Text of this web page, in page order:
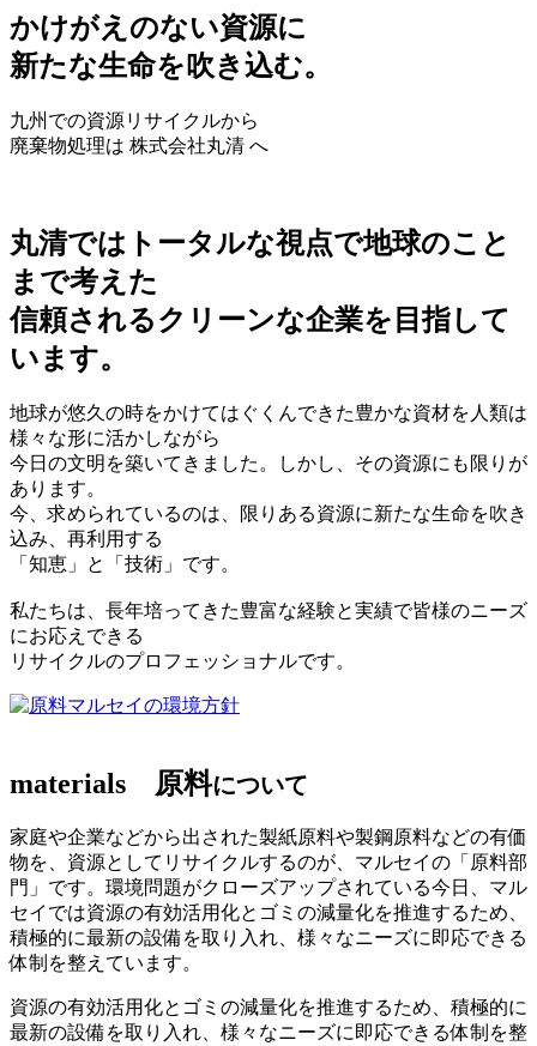
かけがえのない資源に
新たな生命を吹き込む。
九州での資源リサイクルから
廃棄物処理は 株式会社丸清 へ
丸清ではトータルな視点で地球のこと
まで考えた
信頼されるクリーンな企業を目指して
います。
地球が悠久の時をかけてはぐくんできた豊かな資材を人類は
様々な形に活かしながら
今日の文明を築いてきました。しかし、その資源にも限りが
あります。
今、求められているのは、限りある資源に新たな生命を吹き
込み、再利用する
「知恵」と「技術」です。
私たちは、長年培ってきた豊富な経験と実績で皆様のニーズ
にお応えできる
リサイクルのプロフェッショナルです。
マルセイの環境方針
materials 原料について
家庭や企業などから出された製紙原料や製鋼原料などの有価
物を、資源としてリサイクルするのが、マルセイの「原料部
門」です。環境問題がクローズアップされている今日、マル
セイでは資源の有効活用化とゴミの減量化を推進するため、
積極的に最新の設備を取り入れ、様々なニーズに即応できる
体制を整えています。
資源の有効活用化とゴミの減量化を推進するため、積極的に
最新の設備を取り入れ、様々なニーズに即応できる体制を整